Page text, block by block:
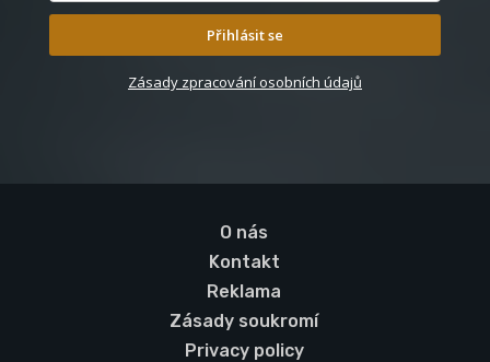
Přihlásit se
Zásady zpracování osobních údajů
O nás
Kontakt
Reklama
Zásady soukromí
Privacy policy